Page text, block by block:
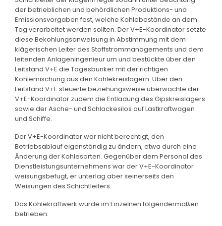
der betrieblichen und behördlichen Produktions- und
Emissionsvorgaben fest, welche Kohlebestände an dem
Tag verarbeitet werden sollten. Der V+E-Koordinator setzte
diese Bekohlungsanweisung in Abstimmung mit dem
klägerischen Leiter des Stoffstrommanagements und dem
leitenden Anlageningenieur um und bestückte über den
Leitstand V+E die Tagesbunker mit der richtigen
Kohlemischung aus den Kohlekreislagern. Über den
Leitstand V+E steuerte beziehungsweise überwachte der
V+E-Koordinator zudem die Entladung des Gipskreislagers
sowie der Asche- und Schlackesilos auf Lastkraftwagen
und Schiffe.
Der V+E-Koordinator war nicht berechtigt, den
Betriebsablauf eigenständig zu ändern, etwa durch eine
Änderung der Kohlesorten. Gegenüber dem Personal des
Dienstleistungsunternehmens war der V+E-Koordinator
weisungsbefugt, er unterlag aber seinerseits den
Weisungen des Schichtleiters.
Das Kohlekraftwerk wurde im Einzelnen folgendermaßen
betrieben: